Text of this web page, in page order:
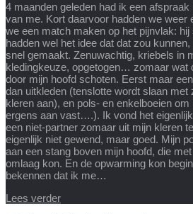
4 maanden geleden had ik een
van me. Kort daarvoor hadden we weer
we een match maken op het pijnvlak:
hadden wel het idee dat dat zou
snel gemaakt. Zenuwachtig, kriebels in
kledingkeuze, opgetogen… zomaar wat
door mijn hoofd schoten. Eerst maar
dan uitkleden (tenslotte wordt slaan met
kleren aan), en pols- en enkelboeien
ergens aan vast….). Ik vond het
een niet-partner zomaar uit mijn kleren
eigenlijk niet gewend, maar goed. Mijn
aan een stang boven mijn hoofd, die
omlaag kon. En de opwarming kon
bekennen dat ik me…
Lees verder